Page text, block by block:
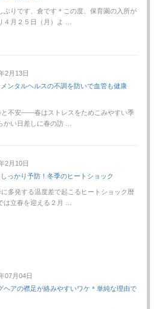
ぶりです、倉です＊この度、保育園の入所が
４月２５日（月）よ …
2月13日
ンタルヘルスの不調を防いで血管も健康
と不安――春はストレスをためこみやすい季
かい日差しに春の訪 …
2月10日
っかり予防！冬季のヒートショック
に多発する温度差で起こるヒートショック暦
は立春を迎える２月 …
07月04日
ヘアの襟足が絡みやすいワケ＊単純な理由で